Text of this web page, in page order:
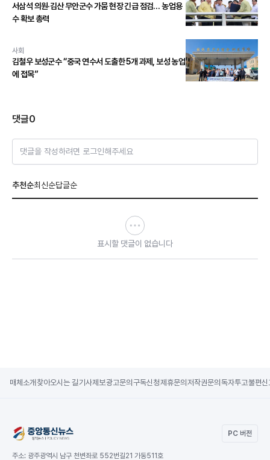
서삼석 의원·김산 무안군수 가뭄 현장 긴급 점검… 농업용
수 확보 총력
사회
김철우 보성군수 “중국 연수서 도출한 5개 과제, 보성 농업
에 접목”
댓글0
댓글을 작성하려면 로그인해주세요
추천순최신순답글순
표시할 댓글이 없습니다
매체소개 찾아오시는 길기사제보광고문의 구독신청제휴문의 저작권문의 독자투고불편신
PC 버전
주소: 광주광역시 남구 천변좌로 552번길21 가동511호